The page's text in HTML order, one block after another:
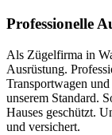
Professionelle
Als Zügelfirma in
Ausrüstung.
Transportwagen
unserem Standard.
Hauses geschützt.
und versichert.